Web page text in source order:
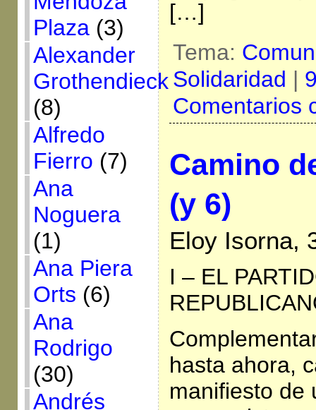
Plaza(3)
Alexander
Grothendieck
(8)
Alfredo
Fierro (7)
Ana
Noguera
(1)
Ana Piera
Orts (6)
Ana
Rodrigo
(30)
Andrés
[…]
Tema:
Solidaridad |
Comentarios
Camino
(y 6)
Eloy Isorna,
I – EL
hasta ahora,
manifiesto de